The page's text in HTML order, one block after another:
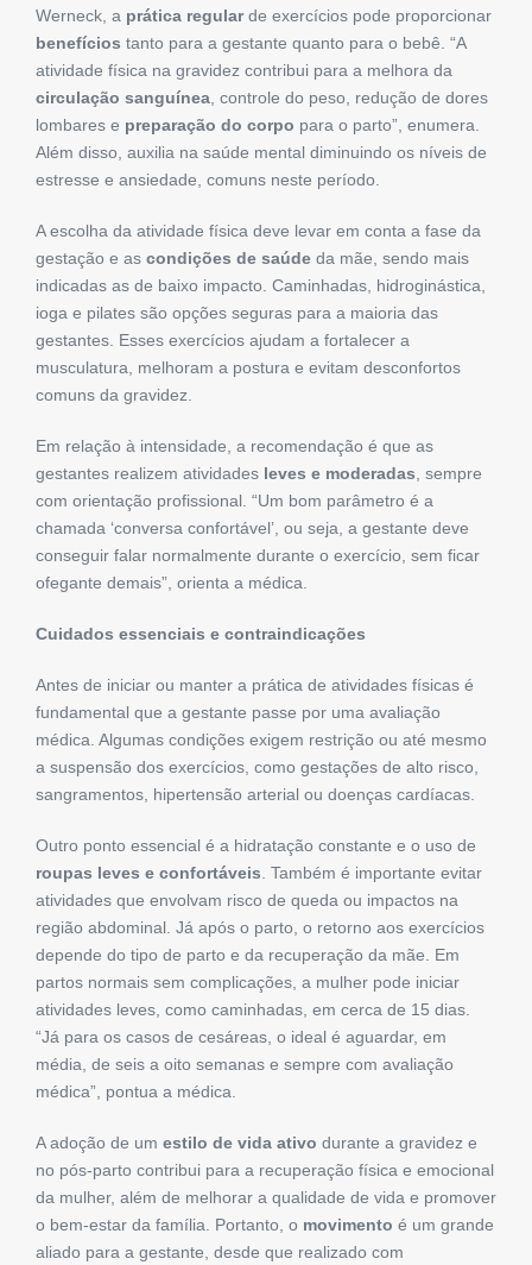
Werneck, a prática regularde exercícios pode proporcionar
benefícios tanto para a gestante quanto para o bebê. “A
atividade física na gravidez contribui para a melhora da
circulação sanguínea, controle do peso, redução de dores
lombares e preparação do corpo para o parto”, enumera.
Além disso, auxilia na saúde mental diminuindo os níveis de
estresse e ansiedade, comuns neste período.
A escolha da atividade física deve levar em conta a fase da
gestação e as condições de saúde da mãe, sendo mais
indicadas as de baixo impacto. Caminhadas, hidroginástica,
ioga e pilates são opções seguras para a maioria das
gestantes. Esses exercícios ajudam a fortalecer a
musculatura, melhoram a postura e evitam desconfortos
comuns da gravidez.
Em relação à intensidade, a recomendação é que as
gestantes realizem atividades leves e moderadas, sempre
com orientação profissional. “Um bom parâmetro é a
chamada ‘conversa confortável’, ou seja, a gestante deve
conseguir falar normalmente durante o exercício, sem ficar
ofegante demais”, orienta a médica.
Cuidados essenciais e contraindicações
Antes de iniciar ou manter a prática de atividades físicas é
fundamental que a gestante passe por uma avaliação
médica. Algumas condições exigem restrição ou até mesmo
a suspensão dos exercícios, como gestações de alto risco,
sangramentos, hipertensão arterial ou doenças cardíacas.
Outro ponto essencial é a hidratação constante e o uso de
roupas leves e confortáveis. Também é importante evitar
atividades que envolvam risco de queda ou impactos na
região abdominal. Já após o parto, o retorno aos exercícios
depende do tipo de parto e da recuperação da mãe. Em
partos normais sem complicações, a mulher pode iniciar
atividades leves, como caminhadas, em cerca de 15 dias.
“Já para os casos de cesáreas, o ideal é aguardar, em
média, de seis a oito semanas e sempre com avaliação
médica”, pontua a médica.
A adoção de um estilo de vida ativo durante a gravidez e
no pós-parto contribui para a recuperação física e emocional
da mulher, além de melhorar a qualidade de vida e promover
o bem-estar da família. Portanto, o movimento é um grande
aliado para a gestante, desde que realizado com